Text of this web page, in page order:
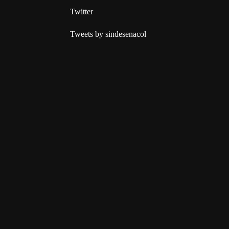
Twitter
Tweets by sindesenacol